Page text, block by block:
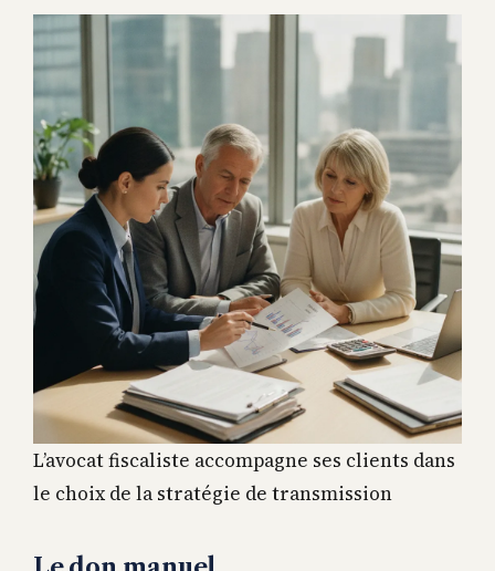
L’avocat fiscaliste accompagne ses clients dans
le choix de la stratégie de transmission